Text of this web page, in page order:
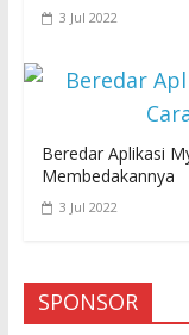
3 Jul 2022
Beredar Aplikasi
Membedakannya
3 Jul 2022
SPONSOR